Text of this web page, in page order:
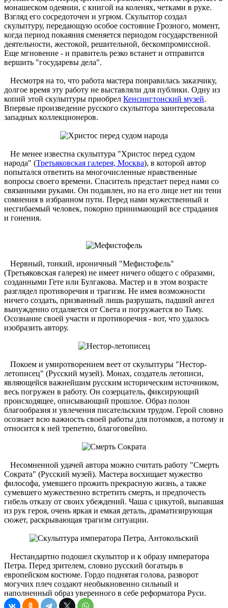
монашеском одеянии, с книгой на коленях, четками в руке.
Взгляд его сосредоточен и угрюм. Скульптор создал
скульптуру, передающую особое состояние Грозного, момент,
когда период покаяния сменяется периодом государственной
деятельности, жестокой, решительной, бескомпромиссной.
Еще мгновение - и правитель резко встанет и отправится
вершить "государевы дела".
Несмотря на то, что работа мастера понравилась заказчику,
долгое время эту работу не выставляли для публики. Одну из
копий этой скульптуры приобрел Кенсингтонский музей.
Впервые произведение русского скульптора заинтересовала
западных коллекционеров.
Не менее известна скульптура "Христос перед судом
народа" (Третьяковская галерея, Москва), в которой автор
попытался ответить на многочисленные нравственные
вопросы своего времени. Спаситель предстает перед нами со
связанными руками. Он подавлен, но на его лице нет ни тени
сомнения в избранном пути. Перед нами мужественный и
несгибаемый человек, покорно принимающий все страдания
и гонения.
Нервный, тонкий, ироничный "Мефистофель"
(Третьяковская галерея) не имеет ничего общего с образами,
созданными Гете или Булгакова. Мастер и в этом возрасте
разглядел противоречия и трагизм. Не имея возможности
ничего создать, призванный лишь разрушать, падший ангел
вынужденно отдаляется от Света и погружается во Тьму.
Осознание своей участи и противоречия - вот, что удалось
изобразить автору.
Покоем и умиротворением веет от скульптуры "Нестор-
летописец" (Русский музей). Монах, создатель летописи,
являющейся важнейшим русским историческим источником,
весь погружен в работу. Он созерцатель, фиксирующий
происходящее, описывающий прошлое. Образ полон
благообразия и увлечения писательским трудом. Герой словно
осознает всю важность своей работы для потомков, а потому и
относится к ней трепетно, благоговейно.
Несомненной удачей автора можно считать работу "Смерть
Сократа" (Русский музей). Мастера восхищает мужество
философа, умевшего прожить прекрасную жизнь, а также
сумевшего мужественно встретить смерть, и предпочесть
гибель отказу от своих убеждений. Чаша с цикутой, выпавшая
из рук героя, очень яркая и емкая деталь, драматизирующая
сюжет, раскрывающая трагизм ситуации.
Нестандартно подошел скульптор и к образу императора
Петра. Перед зрителем, словно русский богатырь в
европейском костюме. Гордо поднятая голова, разворот
могучих плеч создают необыкновенно сильный и
наполненный образ уверенного в себе реформатора Руси.